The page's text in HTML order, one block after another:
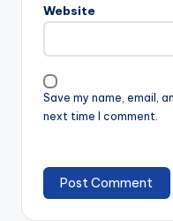
Website
Save my name, email,
next time I comment.